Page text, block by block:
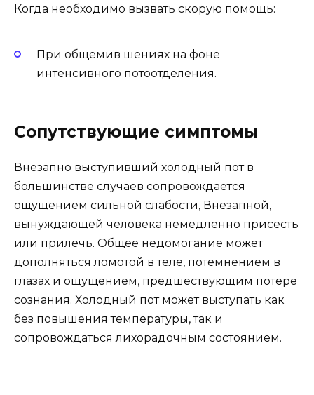
Когда необходимо вызвать скорую помощь:
При общемив шениях на фоне
интенсивного потоотделения.
Сопутствующие симптомы
Внезапно выступивший холодный пот в
большинстве случаев сопровождается
ощущением сильной слабости, Внезапной,
вынуждающей человека немедленно присесть
или прилечь. Общее недомогание может
дополняться ломотой в теле, потемнением в
глазах и ощущением, предшествующим потере
сознания. Холодный пот может выступать как
без повышения температуры, так и
сопровождаться лихорадочным состоянием.